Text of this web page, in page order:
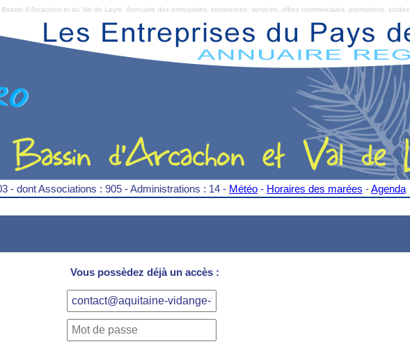
d'Arcachon et du Val de Leyre. Annuaire des entreprises, commerces, services, offres commerciales, promotions, soldes.
- dont Associations : 905 - Administrations : 14 - Météo - Horaires des marées -Agenda
Vous possèdez déjà un accès :